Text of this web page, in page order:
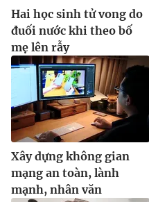
Hai học sinh tử vong do
đuối nước khi theo bố
mẹ lên rẫy
Xây dựng không gian
mạng an toàn, lành
mạnh, nhân văn